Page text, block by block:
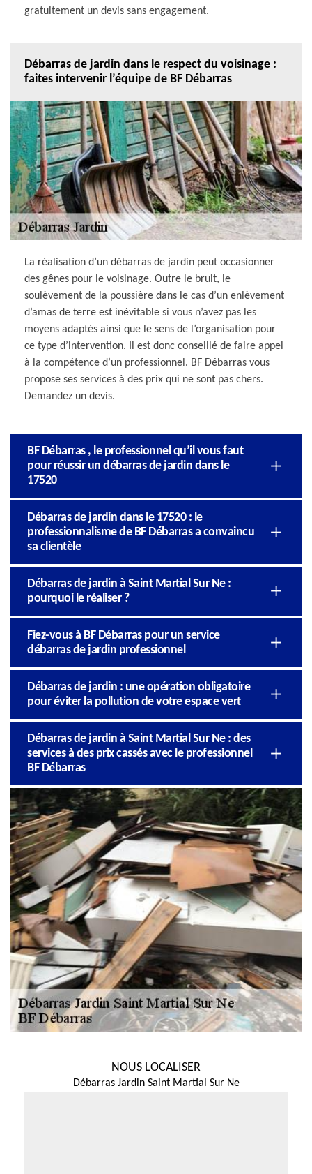
gratuitement un devis sans engagement.
Débarras de jardin dans le respect du voisinage :
faites intervenir l’équipe de BF Débarras
La réalisation d’un débarras de jardin peut occasionner
des gênes pour le voisinage. Outre le bruit, le
soulèvement de la poussière dans le cas d’un enlèvement
d’amas de terre est inévitable si vous n’avez pas les
moyens adaptés ainsi que le sens de l’organisation pour
ce type d’intervention. Il est donc conseillé de faire appel
à la compétence d’un professionnel. BF Débarras vous
propose ses services à des prix qui ne sont pas chers.
Demandez un devis.
BF Débarras , le professionnel qu’il vous faut
pour réussir un débarras de jardin dans le
17520
Débarras de jardin dans le 17520 : le
professionnalisme de BF Débarras a convaincu
sa clientèle
Débarras de jardin à Saint Martial Sur Ne :
pourquoi le réaliser ?
Fiez-vous à BF Débarras pour un service
débarras de jardin professionnel
Débarras de jardin : une opération obligatoire
pour éviter la pollution de votre espace vert
Débarras de jardin à Saint Martial Sur Ne : des
services à des prix cassés avec le professionnel
BF Débarras
NOUS LOCALISER
Débarras Jardin Saint Martial Sur Ne